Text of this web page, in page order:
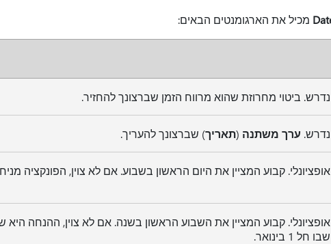
מכיל את הארגומנטים הבאים:
נדרש. ביטוי מחרוזת שהוא מרווח הזמן שברצונך להחזיר.
נדרש. ערך משתנה (תאריך) שברצונך להעריך.
אופציונלי. קבוע המציין את היום הראשון בשבוע. אם לא צוין, הפונקציה
אופציונלי. קבוע המציין את השבוע הראשון בשנה. אם לא צוין, ההנחה
שבו חל 1 בינואר.